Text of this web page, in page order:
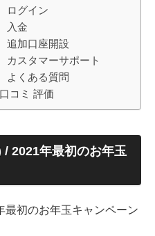
ログイン
入金
追加口座開設
スタマーサポート
よくある質問
コミ 評価
2021年最初のお年玉
最初のお年玉キャンペーン